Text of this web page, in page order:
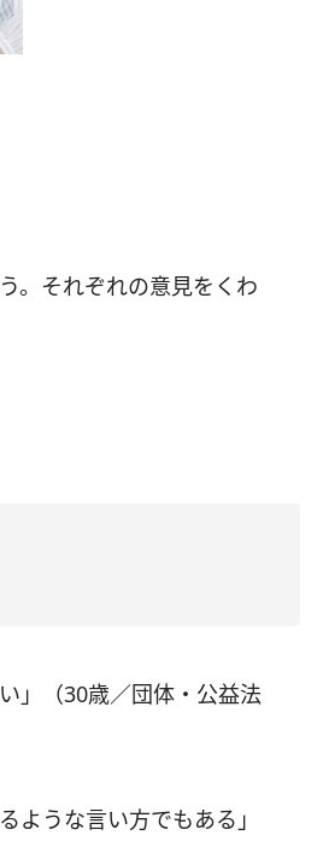
。それぞれの意見をくわ
」（30歳／団体・公益法
ような言い方でもある」